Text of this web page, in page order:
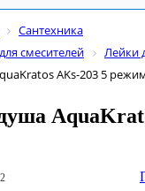
Сантехника
смесителей
Лейки
AKs-203 5